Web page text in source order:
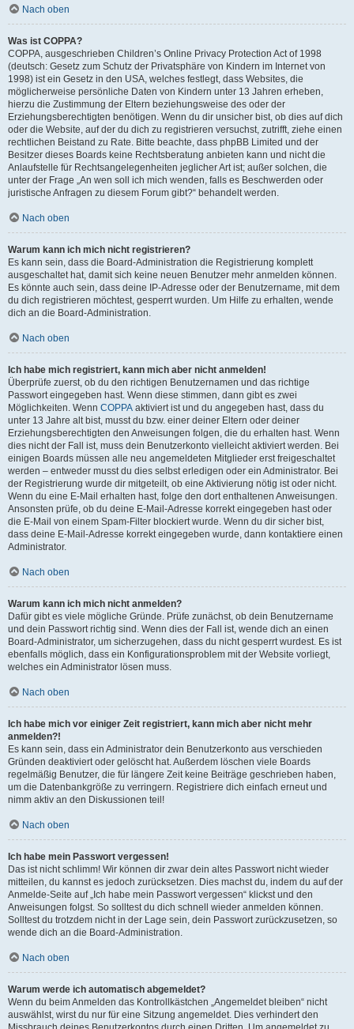
Nach oben
Was ist COPPA?
COPPA, ausgeschrieben Children’s Online Privacy Protection Act of 1998
(deutsch: Gesetz zum Schutz der Privatsphäre von Kindern im Internet von
1998) ist ein Gesetz in den USA, welches festlegt, dass Websites, die
möglicherweise persönliche Daten von Kindern unter 13 Jahren erheben,
hierzu die Zustimmung der Eltern beziehungsweise des oder der
Erziehungsberechtigten benötigen. Wenn du dir unsicher bist, ob dies auf dich
oder die Website, auf der du dich zu registrieren versuchst, zutrifft, ziehe einen
rechtlichen Beistand zu Rate. Bitte beachte, dass phpBB Limited und der
Besitzer dieses Boards keine Rechtsberatung anbieten kann und nicht die
Anlaufstelle für Rechtsangelegenheiten jeglicher Art ist; außer solchen, die
unter der Frage „An wen soll ich mich wenden, falls es Beschwerden oder
juristische Anfragen zu diesem Forum gibt?“ behandelt werden.
Nach oben
Warum kann ich mich nicht registrieren?
Es kann sein, dass die Board-Administration die Registrierung komplett
ausgeschaltet hat, damit sich keine neuen Benutzer mehr anmelden können.
Es könnte auch sein, dass deine IP-Adresse oder der Benutzername, mit dem
du dich registrieren möchtest, gesperrt wurden. Um Hilfe zu erhalten, wende
dich an die Board-Administration.
Nach oben
Ich habe mich registriert, kann mich aber nicht anmelden!
Überprüfe zuerst, ob du den richtigen Benutzernamen und das richtige
Passwort eingegeben hast. Wenn diese stimmen, dann gibt es zwei
Möglichkeiten. Wenn COPPA aktiviert ist und du angegeben hast, dass du
unter 13 Jahre alt bist, musst du bzw. einer deiner Eltern oder deiner
Erziehungsberechtigten den Anweisungen folgen, die du erhalten hast. Wenn
dies nicht der Fall ist, muss dein Benutzerkonto vielleicht aktiviert werden. Bei
einigen Boards müssen alle neu angemeldeten Mitglieder erst freigeschaltet
werden – entweder musst du dies selbst erledigen oder ein Administrator. Bei
der Registrierung wurde dir mitgeteilt, ob eine Aktivierung nötig ist oder nicht.
Wenn du eine E-Mail erhalten hast, folge den dort enthaltenen Anweisungen.
Ansonsten prüfe, ob du deine E-Mail-Adresse korrekt eingegeben hast oder
die E-Mail von einem Spam-Filter blockiert wurde. Wenn du dir sicher bist,
dass deine E-Mail-Adresse korrekt eingegeben wurde, dann kontaktiere einen
Administrator.
Nach oben
Warum kann ich mich nicht anmelden?
Dafür gibt es viele mögliche Gründe. Prüfe zunächst, ob dein Benutzername
und dein Passwort richtig sind. Wenn dies der Fall ist, wende dich an einen
Board-Administrator, um sicherzugehen, dass du nicht gesperrt wurdest. Es ist
ebenfalls möglich, dass ein Konfigurationsproblem mit der Website vorliegt,
welches ein Administrator lösen muss.
Nach oben
Ich habe mich vor einiger Zeit registriert, kann mich aber nicht mehr
anmelden?!
Es kann sein, dass ein Administrator dein Benutzerkonto aus verschieden
Gründen deaktiviert oder gelöscht hat. Außerdem löschen viele Boards
regelmäßig Benutzer, die für längere Zeit keine Beiträge geschrieben haben,
um die Datenbankgröße zu verringern. Registriere dich einfach erneut und
nimm aktiv an den Diskussionen teil!
Nach oben
Ich habe mein Passwort vergessen!
Das ist nicht schlimm! Wir können dir zwar dein altes Passwort nicht wieder
mitteilen, du kannst es jedoch zurücksetzen. Dies machst du, indem du auf der
Anmelde-Seite auf „Ich habe mein Passwort vergessen“ klickst und den
Anweisungen folgst. So solltest du dich schnell wieder anmelden können.
Solltest du trotzdem nicht in der Lage sein, dein Passwort zurückzusetzen, so
wende dich an die Board-Administration.
Nach oben
Warum werde ich automatisch abgemeldet?
Wenn du beim Anmelden das Kontrollkästchen „Angemeldet bleiben“ nicht
auswählst, wirst du nur für eine Sitzung angemeldet. Dies verhindert den